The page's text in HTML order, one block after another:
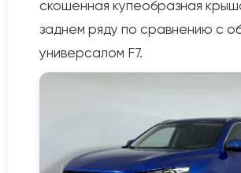
скошенная купеобразная
заднем ряду по сравнению с
универсалом F7.